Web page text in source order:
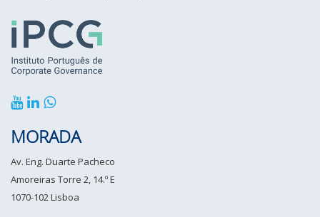
MORADA
Av. Eng. Duarte Pacheco
Amoreiras Torre 2, 14.º E
1070-102 Lisboa